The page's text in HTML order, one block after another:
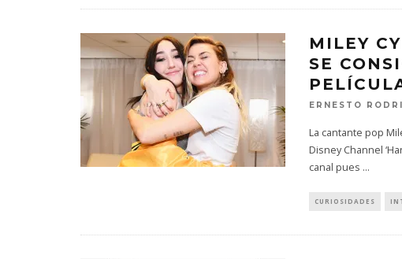
MILEY
SE
ERNESTO
La cantante pop
Disney Channel
canal pues ...
CURIOSIDADES